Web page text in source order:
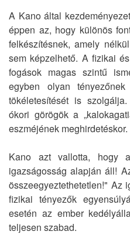
A Kano által
éppen az, hogy különös
felkészítésnek, amely
sem képzelhető. A fizikai
fogások magas szintű
egyben olyan
tökéletesítését is
ókori görögök a
eszméjének meghirdetéskor.
Kano azt vallotta, hogy
igazságosság alapján áll!
összeegyeztethetetlen!" Az
fizikai tényezők
esetén az ember
teljesen szabad.